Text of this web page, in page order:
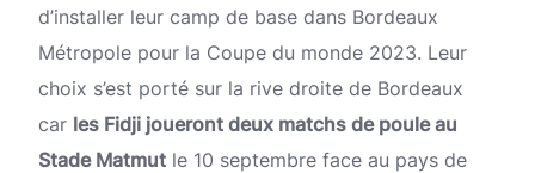
d’installer leur camp de base dans Bordeaux
Métropole pour la Coupe du monde 2023. Leur
choix s’est porté sur la rive droite de Bordeaux
car les Fidji joueront deux matchs de poule au
Stade Matmut le 10 septembre face au pays de